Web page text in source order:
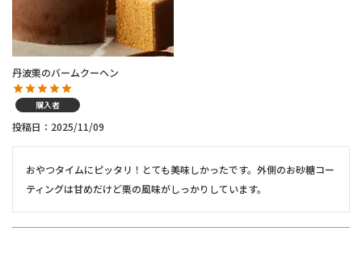
丹波栗のバームクーヘン
購入者
投稿日 2025/11/09
おやつタイムにピッタリ！とても美味しかったです。外側のお砂糖コー
ティングは甘めだけど栗の風味がしっかりしています。